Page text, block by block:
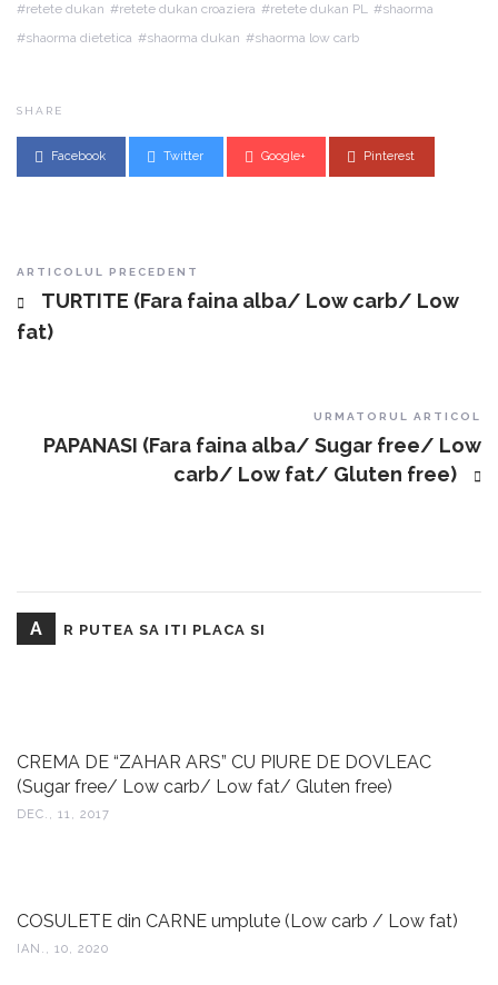
retete dukan
retete dukan croaziera retete dukan PL
shaorma
shaorma dietetica
shaorma dukan shaorma low carb
SHARE
Facebook Twitter Google+ Pinterest
Post navigation
ARTICOLUL PRECEDENT
TURTITE (Fara faina alba/ Low carb/ Low
fat)
URMATORUL ARTICOL
PAPANASI (Fara faina alba/ Sugar free/ Low
carb/ Low fat/ Gluten free)
A R PUTEA SA ITI PLACA SI
CREMA DE “ZAHAR ARS” CU PIURE DE DOVLEAC
(Sugar free/ Low carb/ Low fat/ Gluten free)
DEC., 11, 2017
COSULETE din CARNE umplute (Low carb / Low fat)
IAN., 10, 2020